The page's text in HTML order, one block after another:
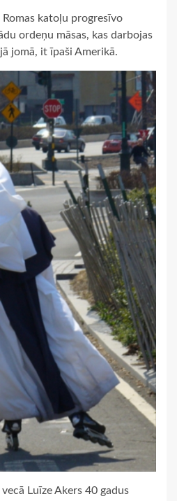
katoļu progresīvo
ordeņu māsas, kas darbojas
jomā, it īpaši Amerikā.
Luīze Akers 40 gadus